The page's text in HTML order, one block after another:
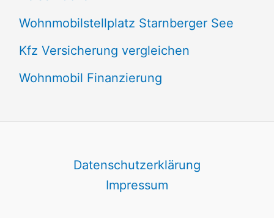
Wohnmobilstellplatz Starnberger See
Kfz Versicherung vergleichen
Wohnmobil Finanzierung
Datenschutzerklärung
Impressum